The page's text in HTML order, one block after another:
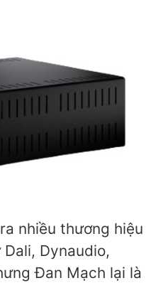
nhiều thương hiệu
Dynaudio,
Đan Mạch lại là